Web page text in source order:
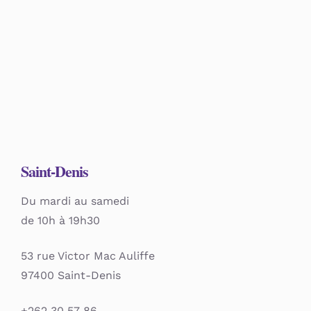
Saint-Denis
Du mardi au samedi
de 10h à 19h30
53 rue Victor Mac Auliffe
97400 Saint-Denis